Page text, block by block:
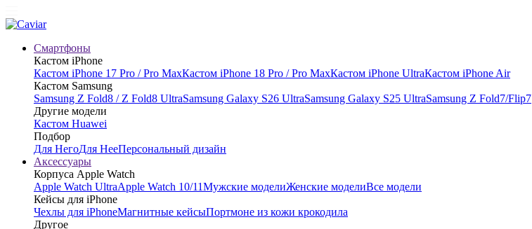
Смартфоны
Кастом iPhone
Кастом iPhone 17 Pro / Pro MaxКастом iPhone 18 Pro / Pro MaxКастом iPhone UltraКастом iPhone Air
Кастом Samsung
Samsung Z Fold8 / Z Fold8 UltraSamsung Galaxy S26 UltraSamsung Galaxy S25 UltraSamsung Z Fold7/Flip7
Другие модели
Кастом Huawei
Подбор
Для НегоДля НееПерсональный дизайн
Аксессуары
Корпуса Apple Watch
Apple Watch UltraApple Watch 10/11Мужские моделиЖенские моделиВсе модели
Кейсы для iPhone
Чехлы для iPhoneМагнитные кейсыПортмоне из кожи крокодила
Другое